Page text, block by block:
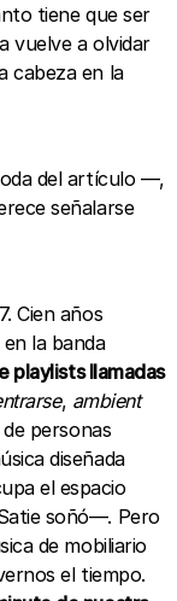
tiene que ser
vuelve a olvidar
cabeza en la
del artículo —,
señalarse
Cien años
la banda
playlists llamadas
, ambient
personas
diseñada
el espacio
soñó—. Pero
de mobiliario
el tiempo.